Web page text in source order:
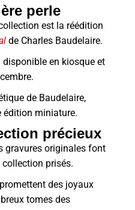
perle
est la réédition
de Charles Baudelaire.
en kiosque et
de Baudelaire,
édition miniature.
précieux
gravures originales font
prisés.
des joyaux
tomes des